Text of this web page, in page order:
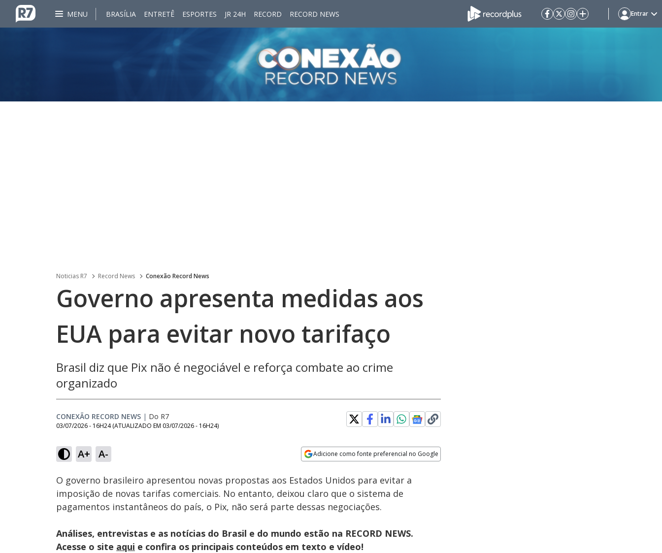
MENU BRASÍLIA ENTRETÊ ESPORTES JR 24H RECORD RECORD NEWS Entrar
Noticias R7 Record News Conexão Record News
Governo apresenta medidas aos
EUA para evitar novo tarifaço
Brasil diz que Pix não é negociável e reforça combate ao crime
organizado
CONEXÃO RECORD NEWS | Do R7
03/07/2026 - 16H24 (ATUALIZADO EM 03/07/2026 - 16H24)
A+ A- Adicione como fonte preferencial no Google
Ativar
Som
19.19%
Velocidade
O governo brasileiro apresentou novas propostas aos Estados Unidos para evitar a
imposição de novas tarifas comerciais. No entanto, deixou claro que o sistema de
pagamentos instantâneos do país, o Pix, não será parte dessas negociações.
Análises, entrevistas e as notícias do Brasil e do mundo estão na RECORD NEWS.
Acesse o site aqui e confira os principais conteúdos em texto e vídeo!